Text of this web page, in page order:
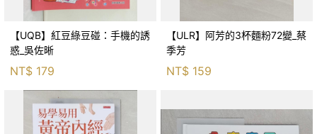
【UQB】紅豆綠豆碰：手機的誘
惑_吳佐晰
NT$ 179
【ULR】阿芳的3杯麵粉72變_蔡
季芳
NT$ 159